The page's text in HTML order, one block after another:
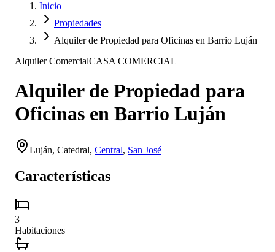
Inicio
Propiedades
Alquiler de Propiedad para Oficinas en Barrio Luján
Alquiler ComercialCASA COMERCIAL
Alquiler de Propiedad para
Oficinas en Barrio Luján
Luján, Catedral, Central, San José
Características
3
Habitaciones